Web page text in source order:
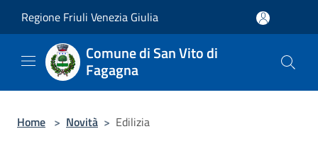
Regione Friuli Venezia Giulia
Comune di San Vito di
Fagagna
Home > Novità > Edilizia